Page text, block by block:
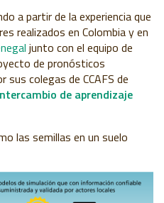
a partir de la experiencia que
realizados en Colombia y en
junto con el equipo de
de pronósticos
colegas de CCAFS de
de aprendizaje
las semillas en un suelo